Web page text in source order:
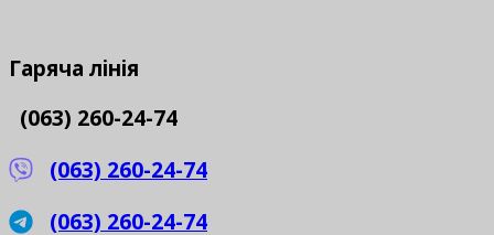
Гаряча лінія
(063) 260-24-74
(063) 260-24-74
(063) 260-24-74